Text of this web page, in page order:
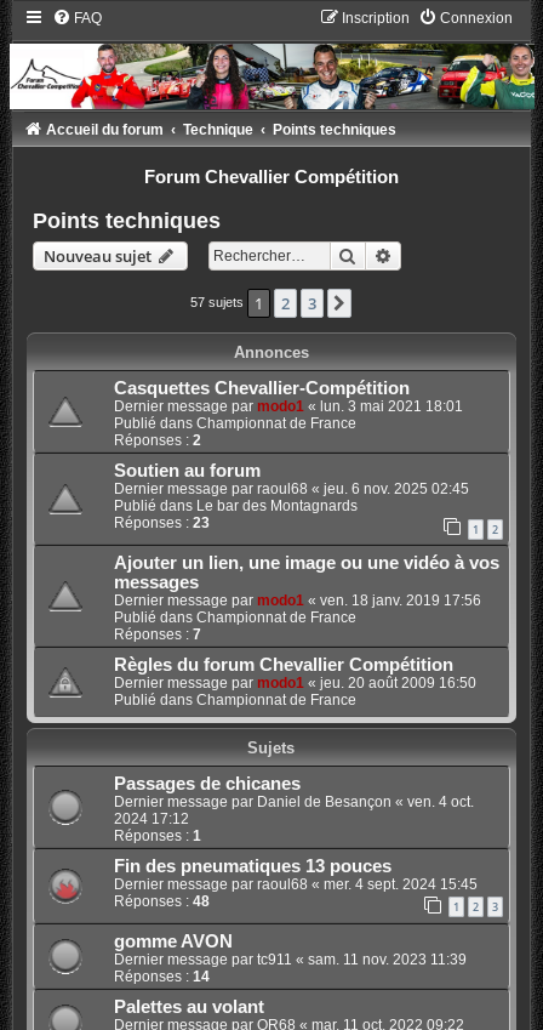
FAQ Connexion
Inscription
Accueil du forum Technique Points techniques
Forum Chevallier Compétition
Points techniques
Nouveau sujet RechercherRecherche avancée
57 sujets 1 2 3
Annonces
Casquettes Chevallier-Compétition
Dernier message par modo1« lun. 3 mai 2021 18:01
Publié dans Championnat de France
Réponses : 2
Soutien au forum
Dernier message par raoul68 « jeu. 6 nov. 2025 02:45
Publié dans Le bar des Montagnards
Réponses : 23 1 2
Ajouter un lien, une image ou une vidéo à vos
messages
Dernier message par modo1 « ven. 18 janv. 2019 17:56
Publié dans Championnat de France
Réponses : 7
Règles du forum Chevallier Compétition
Dernier message par modo1 « jeu. 20 août 2009 16:50
Publié dans Championnat de France
Sujets
Passages de chicanes
Dernier message par Daniel de Besançon « ven. 4 oct.
2024 17:12
Réponses : 1
Fin des pneumatiques 13 pouces
Dernier message par raoul68 « mer. 4 sept. 2024 15:45
Réponses : 48 1 2 3
gomme AVON
Dernier message par tc911 « sam. 11 nov. 2023 11:39
Réponses : 14
Palettes au volant
Dernier message par QR68 « mar. 11 oct. 2022 09:22